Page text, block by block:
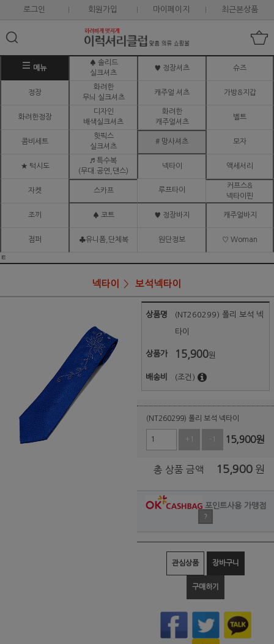
로그인 회원가입 마이페이지 최근본상품
메뉴
♠ 솔리드
실크셔츠
♥ 정장셔츠 슈즈
정장
화려한
무늬 실크셔츠
캐주얼 셔츠 가방&지갑
화려한정장
디자인
배색실크셔츠
화려한
캐주얼셔츠
벨트
콤비세트
핫픽스
실크셔츠
# 망사셔츠 모자
★ 턱시도
♬ 특수복
(무대.공연,댄스)
넥타이 액세서리
자켓 스카프 루프타이
커프스&
넥타이핀
조끼 ♠ 코트 ♥ 정장바지 캐주얼바지
점퍼 ♣유니폼,단체복 원단정보 ♡ Woman
ㅌ
넥타이 보석넥타이
상품명 (NT260299) 폴리 보석 넥
타이
상품가 15,900원
배송비 (조건)
(NT260299) 폴리 보석 넥타이
+1 -1 15,900원
총 상품 금액 15,900 원
포인트사용 가맹점
?
관심상품 장바구니
구매하기